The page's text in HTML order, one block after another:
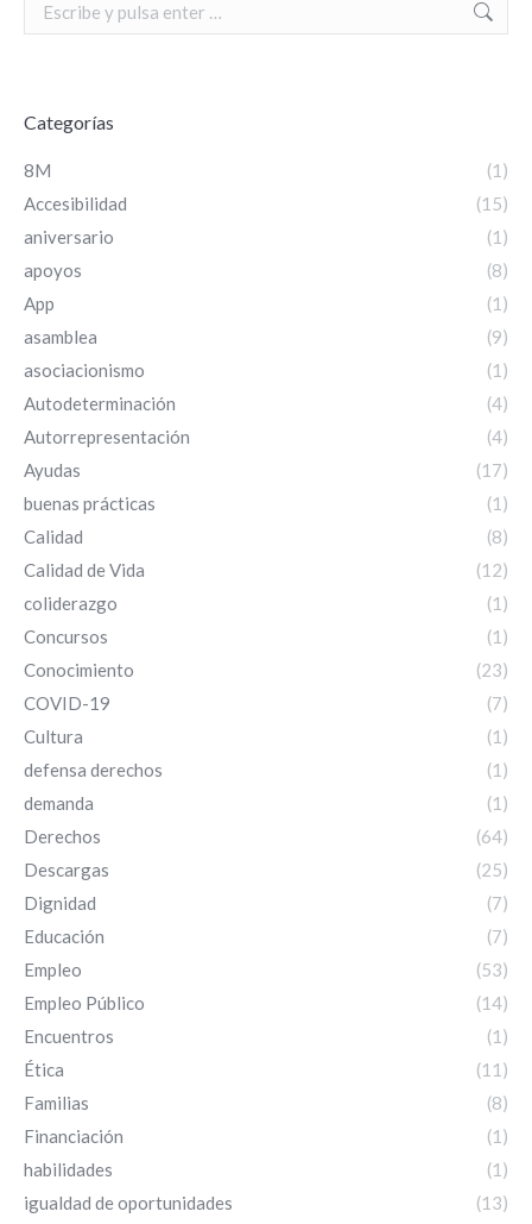
Categorías
8M
(1)
Accesibilidad
(15)
aniversario
(1)
apoyos
(8)
App
(1)
asamblea
(9)
asociacionismo
(1)
Autodeterminación
(4)
Autorrepresentación
(4)
Ayudas
(17)
buenas prácticas
(1)
Calidad
(8)
Calidad de Vida
(12)
coliderazgo
(1)
Concursos
(1)
Conocimiento
(23)
COVID-19
(7)
Cultura
(1)
defensa derechos
(1)
demanda
(1)
Derechos
(64)
Descargas
(25)
Dignidad
(7)
Educación
(7)
Empleo
(53)
Empleo Público
(14)
Encuentros
(1)
Ética
(11)
Familias
(8)
Financiación
(1)
habilidades
(1)
igualdad de oportunidades
(13)